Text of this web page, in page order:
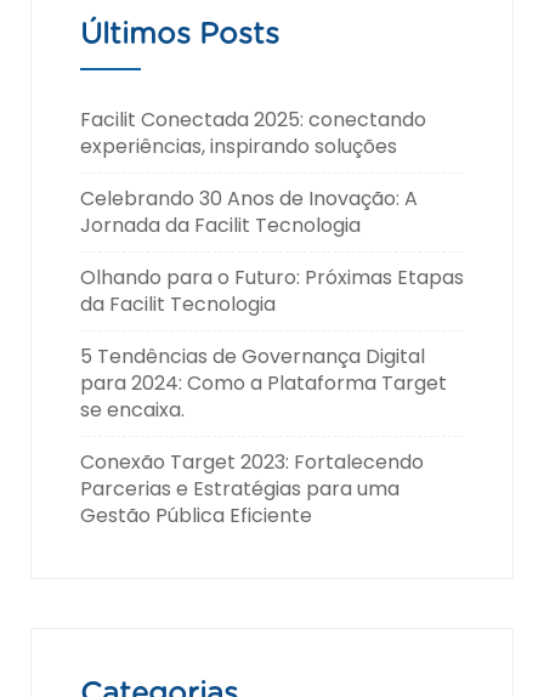
Últimos Posts
Facilit Conectada 2025: conectando
experiências, inspirando soluções
Celebrando 30 Anos de Inovação: A
Jornada da Facilit Tecnologia
Olhando para o Futuro: Próximas Etapas
da Facilit Tecnologia
5 Tendências de Governança Digital
para 2024: Como a Plataforma Target
se encaixa.
Conexão Target 2023: Fortalecendo
Parcerias e Estratégias para uma
Gestão Pública Eficiente